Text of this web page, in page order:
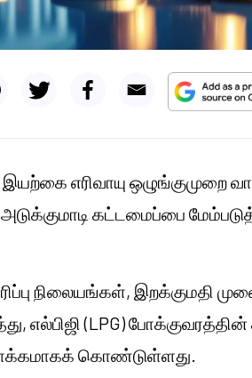
எரிவாயு ஒழுங்குமுறை
அடுக்குமாடி கட்டமைப்பை
நிலையங்கள், இறக்குமதி
(LPG)
கொண்டுள்ளது.